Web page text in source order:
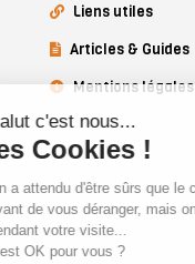
Liens utiles
Articles & Guides
Mentions légales